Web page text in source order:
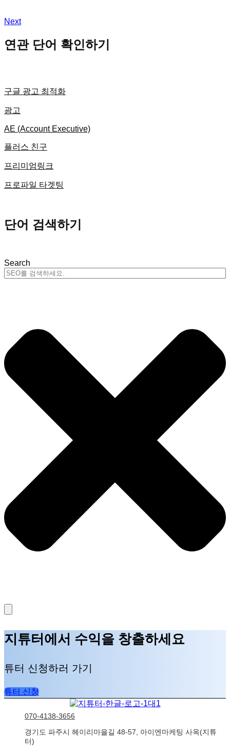
Next
연관 단어 확인하기
구글 광고 최적화
광고
AE (Account Executive)
플러스 친구
프리미엄링크
프로파일 타겟팅
단어 검색하기
Search
지튜터에서 수익을 창출하세요
튜터 신청하러 가기
튜터 신청
070-4138-3656
경기도 파주시 헤이리마을길 48-57, 아이엔마케팅 사옥(지튜
터)